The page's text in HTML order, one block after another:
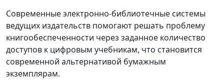
Современные электронно-библиотечные системы
ведущих издательств помогают решать проблему
книгообеспеченности через заданное количество
доступов к цифровым учебникам, что становится
современной альтернативой бумажным
экземплярам.